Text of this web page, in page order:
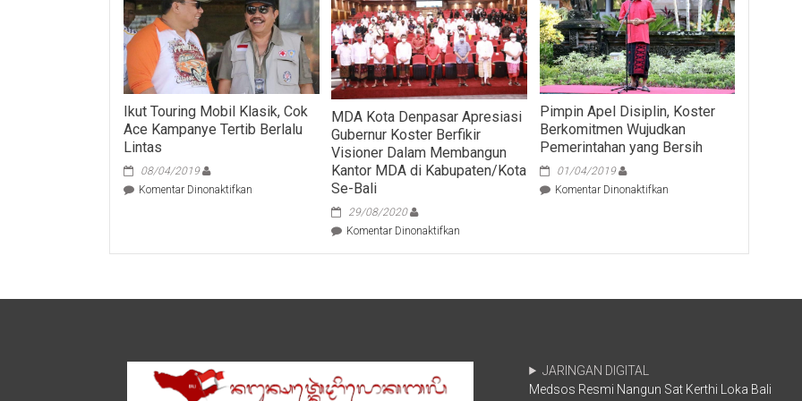
Ikut Touring Mobil Klasik, Cok
Ace Kampanye Tertib Berlalu
Lintas
08/04/2019
Komentar Dinonaktifkan
Klasik,
Kampanye
MDA Kota Denpasar Apresiasi
Gubernur Koster Berfikir
Visioner Dalam Membangun
Kantor MDA di Kabupaten/Kota
Se-Bali
29/08/2020
Komentar Dinonaktifkan
Pimpin Apel Disiplin, Koster
Berkomitmen Wujudkan
Pemerintahan yang Bersih
01/04/2019
Komentar Dinonaktifkanpada
Koster
Pemerintahan
JARINGAN DIGITAL
Medsos Resmi Nangun Sat Kerthi Loka Bali